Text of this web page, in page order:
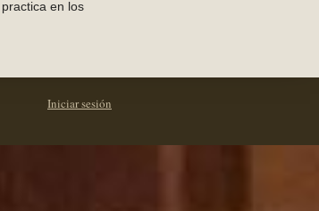
en los
Iniciar sesión